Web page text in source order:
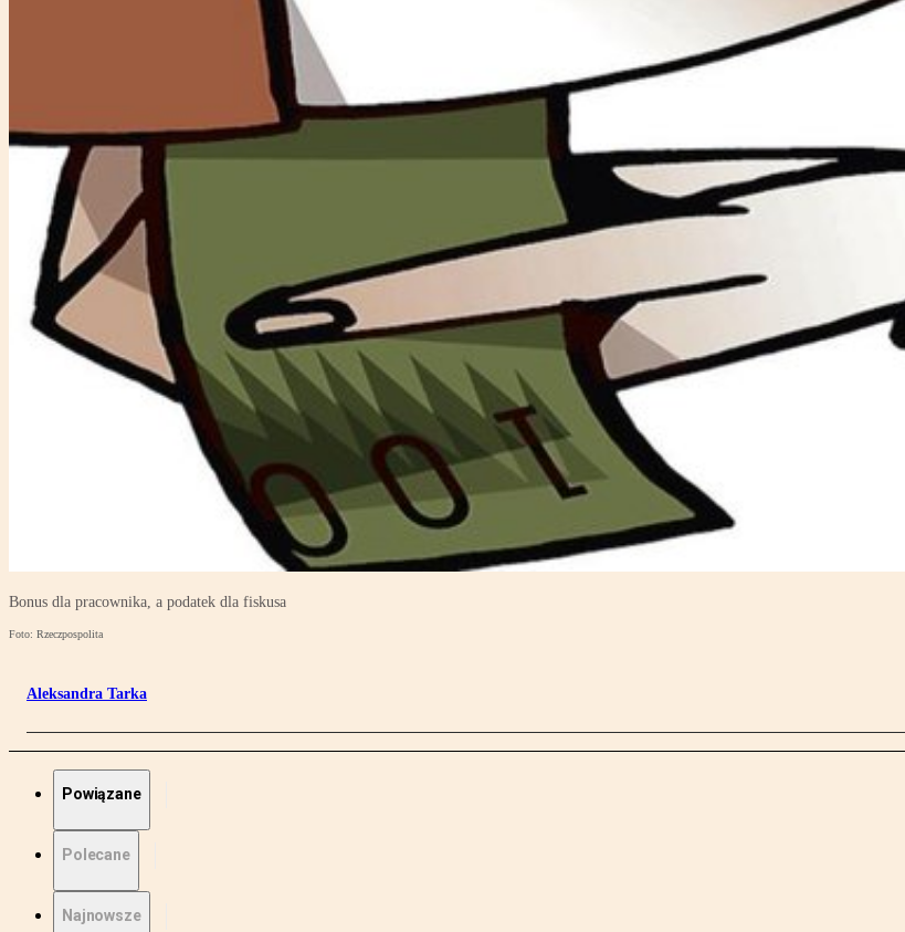
Bonus dla pracownika, a podatek dla fiskusa
Foto: Rzeczpospolita
Aleksandra Tarka
Powiązane
Polecane
Najnowsze